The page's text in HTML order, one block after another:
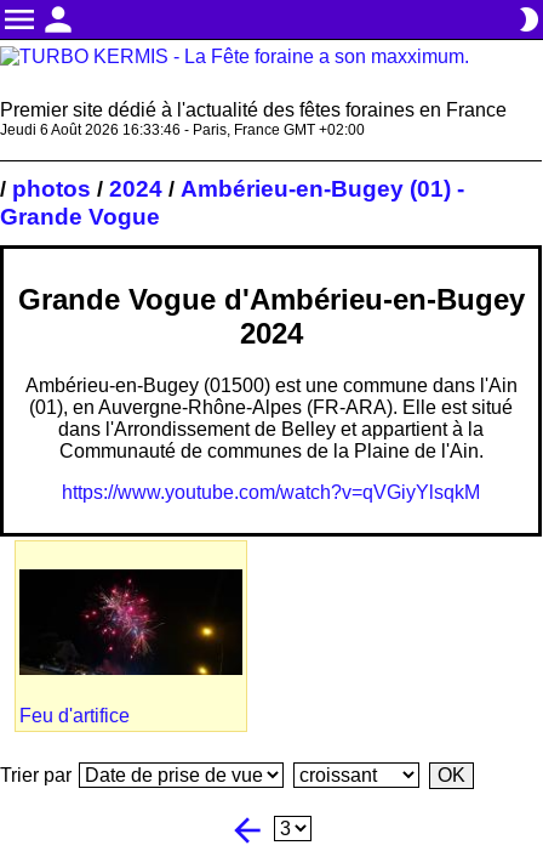
menu person brightness_2
Premier site dédié à l'actualité des fêtes foraines en France
Jeudi 6 Août 2026 16:33:47 - Paris, France GMT +02:00
/ photos / 2024 / Ambérieu-en-Bugey (01) -
Grande Vogue
Grande Vogue d'Ambérieu-en-Bugey
2024
Ambérieu-en-Bugey (01500) est une commune dans l'Ain
(01), en Auvergne-Rhône-Alpes (FR-ARA). Elle est situé
dans l'Arrondissement de Belley et appartient à la
Communauté de communes de la Plaine de l'Ain.
https://www.youtube.com/watch?v=qVGiyYlsqkM
Feu d'artifice
Trier par
arrow_back